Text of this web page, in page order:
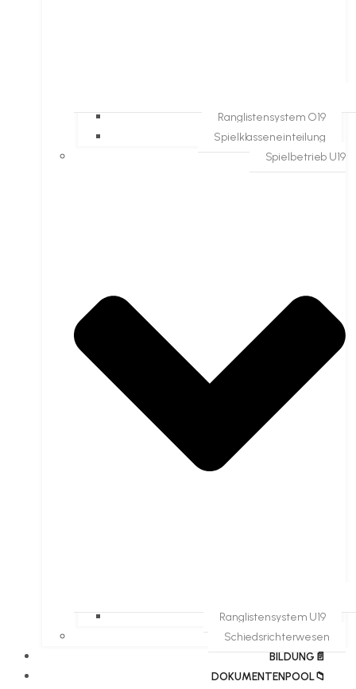
Ranglistensystem O19
Spielklasseneinteilung
Spielbetrieb U19
Ranglistensystem U19
Schiedsrichterwesen
BILDUNG📄
DOKUMENTENPOOL📁